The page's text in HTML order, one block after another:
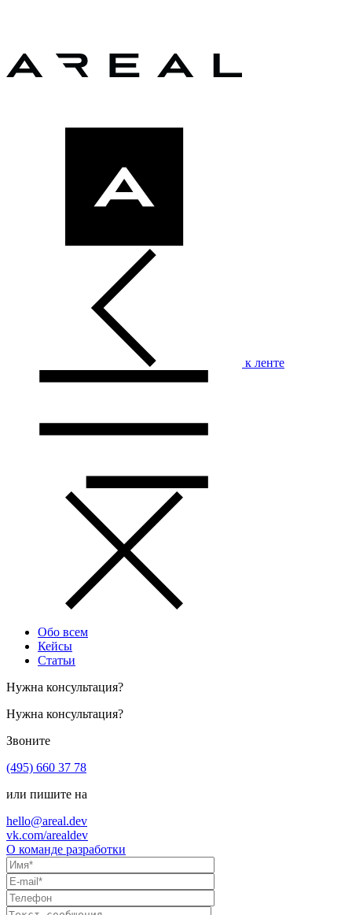
к ленте
Обо всем
Кейсы
Статьи
Нужна консультация?
Нужна консультация?
Звоните
(495) 660 37 78
или пишите на
hello@areal.dev
vk.com/arealdev
О команде разработки